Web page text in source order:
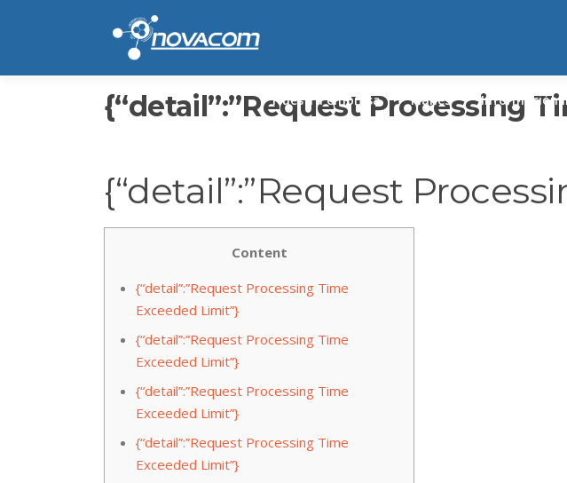
Nuestra empresa Planes Información
{“detail”:”Request Processing
{“detail”:”Request
Content
{“detail”:”Request Processing Time
Exceeded Limit”}
{“detail”:”Request Processing Time
Exceeded Limit”}
{“detail”:”Request Processing Time
Exceeded Limit”}
{“detail”:”Request Processing Time
Exceeded Limit”}